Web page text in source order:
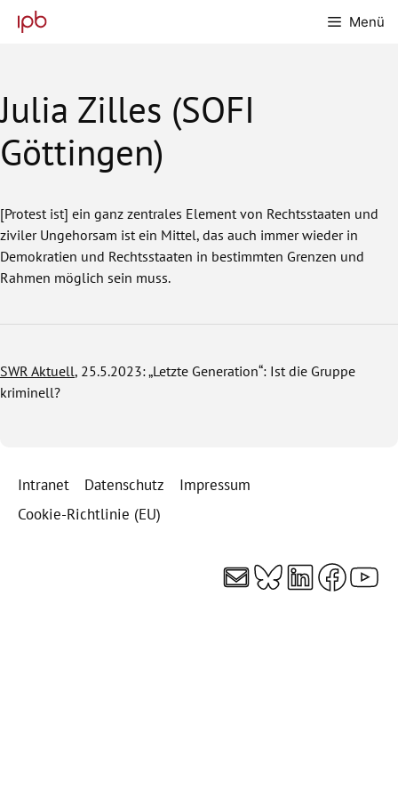
Inhalt
Menü
Julia Zilles (SOFI
Göttingen)
[Protest ist] ein ganz zentrales Element von Rechtsstaaten und
ziviler Ungehorsam ist ein Mittel, das auch immer wieder in
Demokratien und Rechtsstaaten in bestimmten Grenzen und
Rahmen möglich sein muss.
SWR Aktuell, 25.5.2023: „Letzte Generation“: Ist die Gruppe
kriminell?
Intranet Datenschutz
Impressum
Cookie-Richtlinie (EU)
E-MailBluesky